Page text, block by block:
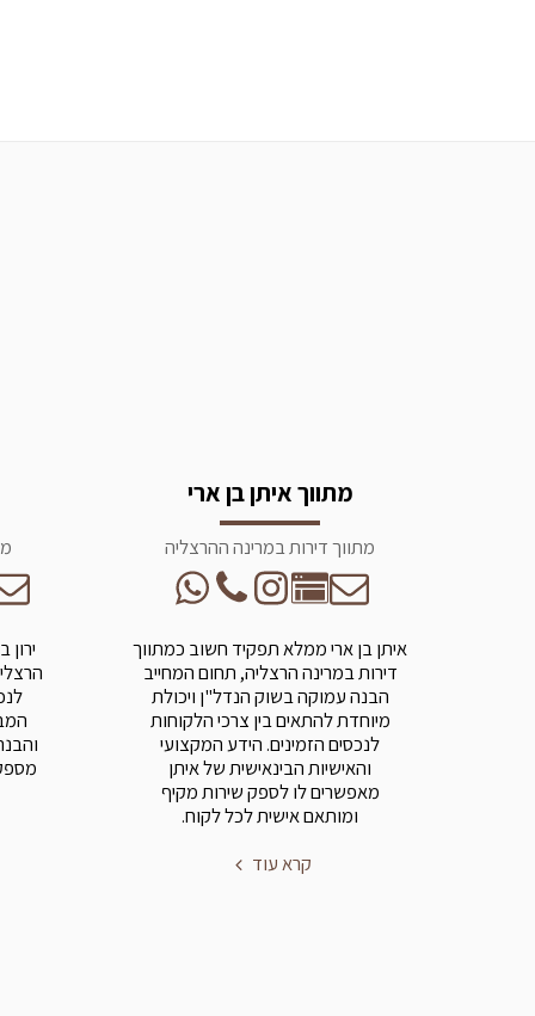
מתווך איתן בן ארי
מתווך דירות במרינה ההרצליה
איתן בן ארי ממלא תפקיד חשוב כמתווך
דירות במרינה הרצליה, תחום המחייב
הבנה עמוקה בשוק הנדל"ן ויכולת
מיוחדת להתאים בין צרכי הלקוחות
לנכסים הזמינים. הידע המקצועי
והאישיות הבינאישית של איתן
מאפשרים לו לספק שירות מקיף
ומותאם אישית לכל לקוח.
קרא עוד